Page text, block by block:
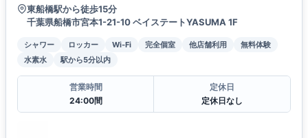
東船橋駅から徒歩15分
千葉県船橋市宮本1-21-10 ベイステートYASUMA 1F
シャワー ロッカー Wi-Fi 完全個室 他店舗利用
無料体験
水素水
駅から5分以内
営業時間
24:00間
定休日
定休日なし